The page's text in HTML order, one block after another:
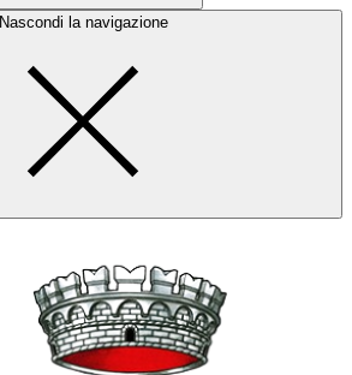
Nascondi la navigazione